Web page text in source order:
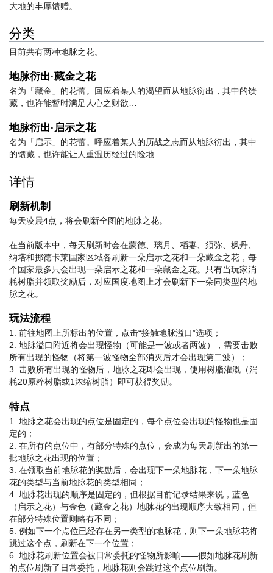
大地的丰厚馈赠。
分类
目前共有两种地脉之花。
地脉衍出·藏金之花
名为「藏金」的花蕾。回应着某人的渴望而从地脉衍出，其中的馈
藏，也许能暂时满足人心之财欲…
地脉衍出·启示之花
名为「启示」的花蕾。呼应着某人的历战之志而从地脉衍出，其中
的馈藏，也许能让人重温历经过的险地…
详情
刷新机制
每天凌晨4点，将会刷新全图的地脉之花。
在当前版本中，每天刷新时会在蒙德、璃月、稻妻、须弥、枫丹、
纳塔和挪德卡莱国家区域各刷新一朵启示之花和一朵藏金之花，每
个国家最多只会出现一朵启示之花和一朵藏金之花。只有当玩家消
耗树脂并领取奖励后，对应国度地图上才会刷新下一朵同类型的地
脉之花。
玩法流程
1. 前往地图上所标出的位置，点击“接触地脉溢口”选项；
2. 地脉溢口附近将会出现怪物（可能是一波或者两波），需要击败
所有出现的怪物（将第一波怪物全部消灭后才会出现第二波）；
3. 击败所有出现的怪物后，地脉之花即会出现，使用树脂灌溉（消
耗20原粹树脂或1浓缩树脂）即可获得奖励。
特点
1. 地脉之花会出现的点位是固定的，每个点位会出现的怪物也是固
定的；
2. 在所有的点位中，有部分特殊的点位，会成为每天刷新出的第一
批地脉之花出现的位置；
3. 在领取当前地脉花的奖励后，会出现下一朵地脉花，下一朵地脉
花的类型与当前地脉花的类型相同；
4. 地脉花出现的顺序是固定的，但根据目前记录结果来说，蓝色
（启示之花）与金色（藏金之花）地脉花的出现顺序大致相同，但
在部分特殊位置则略有不同；
5. 例如下一个点位已经存在另一类型的地脉花，则下一朵地脉花将
跳过这个点，刷新在下一个位置；
6. 地脉花刷新位置会被日常委托的怪物所影响——假如地脉花刷新
的点位刷新了日常委托，地脉花则会跳过这个点位刷新。